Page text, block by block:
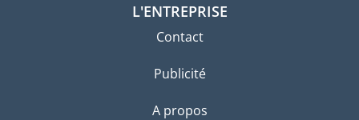
L'ENTREPRISE
Contact
Publicité
A propos